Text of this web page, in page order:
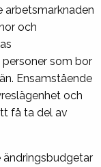
arbetsmarknaden
och
som bor
Ensamstående
och
få ta del av